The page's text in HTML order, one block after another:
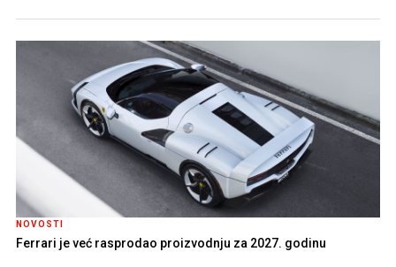
NOVOSTI
Ferrari je već rasprodao proizvodnju za 2027. godinu